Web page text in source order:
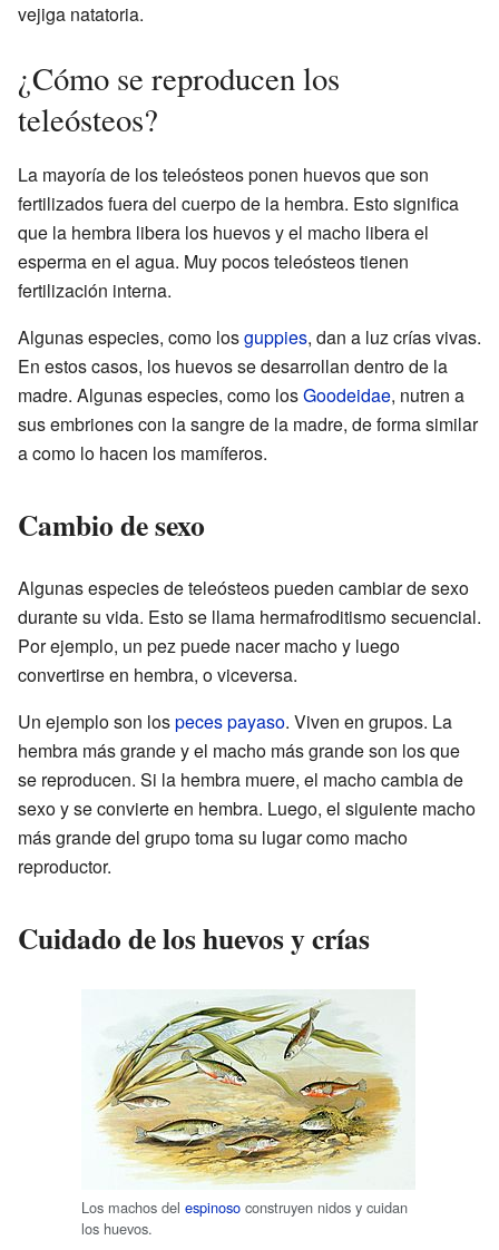
vejiga natatoria.
¿Cómo se reproducen los
teleósteos?
La mayoría de los teleósteos ponen huevos que son
fertilizados fuera del cuerpo de la hembra. Esto significa
que la hembra libera los huevos y el macho libera el
esperma en el agua. Muy pocos teleósteos tienen
fertilización interna.
Algunas especies, como losguppies, dan a luz crías vivas.
En estos casos, los huevos se desarrollan dentro de la
madre. Algunas especies, como losGoodeidae, nutren a
sus embriones con la sangre de la madre, de forma similar
a como lo hacen los mamíferos.
Cambio de sexo
Algunas especies de teleósteos pueden cambiar de sexo
durante su vida. Esto se llama hermafroditismo secuencial.
Por ejemplo, un pez puede nacer macho y luego
convertirse en hembra, o viceversa.
Un ejemplo son lospeces payaso. Viven en grupos. La
hembra más grande y el macho más grande son los que
se reproducen. Si la hembra muere, el macho cambia de
sexo y se convierte en hembra. Luego, el siguiente macho
más grande del grupo toma su lugar como macho
reproductor.
Cuidado de los huevos y crías
Los machos del espinoso construyen nidos y cuidan
los huevos.